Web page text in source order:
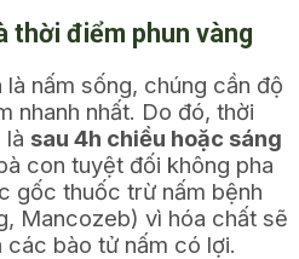
thời điểm phun vàng
nấm sống, chúng cần độ
nhanh nhất. Do đó, thời
là sau 4h chiều hoặc sáng
con tuyệt đối không pha
gốc thuốc trừ nấm bệnh
Mancozeb) vì hóa chất sẽ
bào tử nấm có lợi.